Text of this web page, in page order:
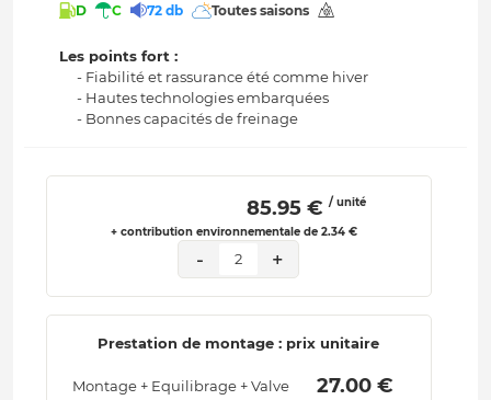
D C 72 db Toutes saisons
Les points fort :
- Fiabilité et rassurance été comme hiver
- Hautes technologies embarquées
- Bonnes capacités de freinage
85.95 € / unité
+ contribution environnementale de 2.34 €
- 2 +
Prestation de montage : prix unitaire
Montage + Equilibrage + Valve 27.00 €